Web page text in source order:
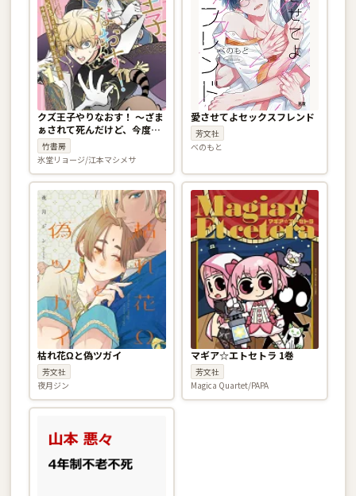
クズ王子やりなおす！ 〜ざま
ぁされて死んだけど、今度は
筋書きブチ壊して生き延び
る〜 1巻
竹書房
氷堂リョージ/江本マシメサ
愛させてよセックスフレンド
芳文社
べのもと
枯れ花Ωと偽ツガイ
芳文社
夜月ジン
マギア☆エトセトラ 1巻
芳文社
Magica Quartet/PAPA